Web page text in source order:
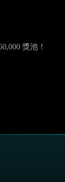
獎池！